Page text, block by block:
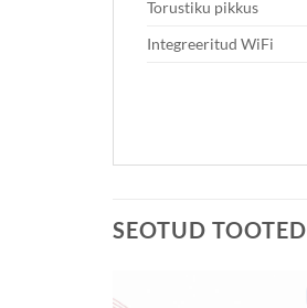
Torustiku pikkus
Integreeritud WiFi
SEOTUD TOOTED